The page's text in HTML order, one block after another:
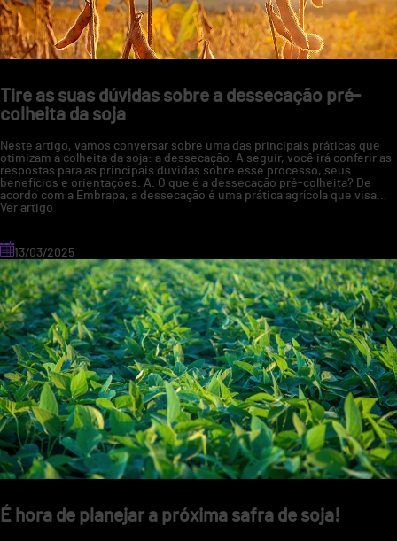
Tire as suas dúvidas sobre a dessecação pré-
colheita da soja
Neste artigo, vamos conversar sobre uma das principais práticas que
otimizam a colheita da soja: a dessecação. A seguir, você irá conferir as
respostas para as principais dúvidas sobre esse processo, seus
benefícios e orientações. A. O que é a dessecação pré-colheita? De
acordo com a Embrapa, a dessecação é uma prática agrícola que visa…
Ver artigo
13/03/2025
É hora de planejar a próxima safra de soja!